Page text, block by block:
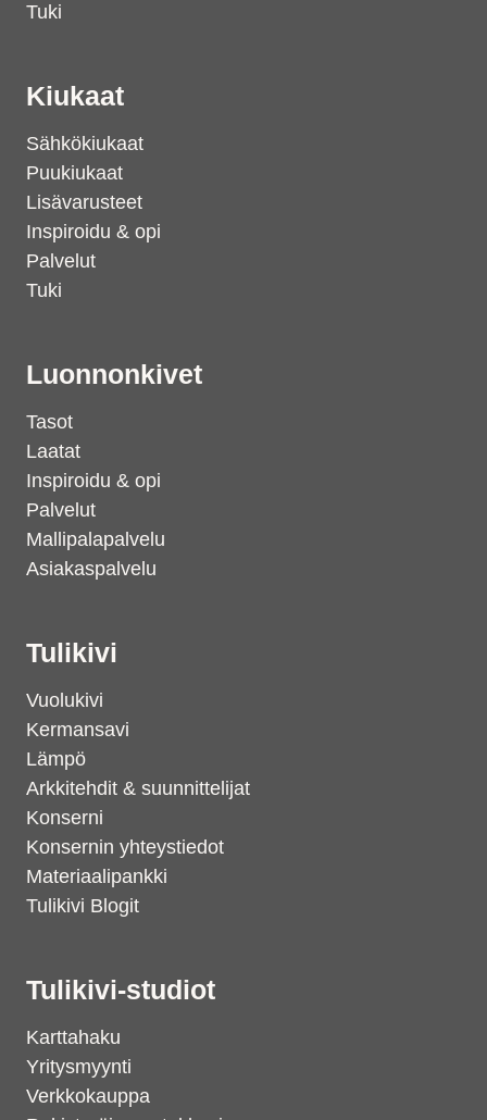
Tuki
Kiukaat
Sähkökiukaat
Puukiukaat
Lisävarusteet
Inspiroidu & opi
Palvelut
Tuki
Luonnonkivet
Tasot
Laatat
Inspiroidu & opi
Palvelut
Mallipalapalvelu
Asiakaspalvelu
Tulikivi
Vuolukivi
Kermansavi
Lämpö
Arkkitehdit & suunnittelijat
Konserni
Konsernin yhteystiedot
Materiaalipankki
Tulikivi Blogit
Tulikivi-studiot
Karttahaku
Yritysmyynti
Verkkokauppa